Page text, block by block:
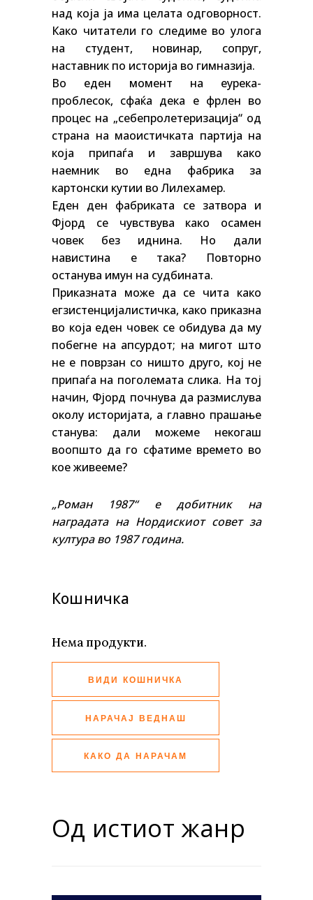
над која ја има целата одговорност.
Како читатели го следиме во улога
на студент, новинар, сопруг,
наставник по историја во гимназија.
Во еден момент на еурека-
проблесок, сфаќа дека е фрлен во
процес на „себепролетеризација“ од
страна на маоистичката партија на
која припаѓа и завршува како
наемник во една фабрика за
картонски кутии во Лилехамер.
Еден ден фабриката се затвора и
Фјорд се чувствува како осамен
човек без иднина. Но дали
навистина е така? Повторно
останува имун на судбината.
Приказната може да се чита како
егзистенцијалистичка, како приказна
во која еден човек се обидува да му
побегне на апсурдот; на мигот што
не е поврзан со ништо друго, кој не
припаѓа на поголемата слика. На тој
начин, Фјорд почнува да размислува
околу историјата, а главно прашање
станува: дали можеме некогаш
воопшто да го сфатиме времето во
кое живееме?
„Роман 1987“ е добитник на
наградата на Нордискиот совет за
култура во 1987 година.
Кошничка
Нема продукти.
ВИДИ КОШНИЧКА
НАРАЧАЈ ВЕДНАШ
КАКО ДА НАРАЧАМ
Од истиот жанр